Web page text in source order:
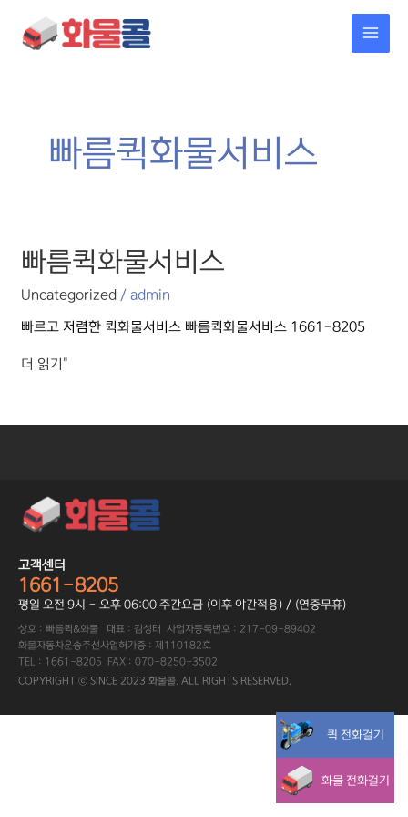
건너뛰기
빠름퀵화물서비스
빠름퀵화물서비스
Uncategorized /admin
빠르고 저렴한 퀵화물서비스 빠름퀵화물서비스 1661-8205
빠름퀵화물서비스
더 읽기"
고객센터
1661-8205
평일 오전 9시 - 오후 06:00 주간요금 (이후 야간적용) / (연중무휴)
상호 : 빠름퀵&화물 대표 : 김성태 사업자등록번호 : 217-09-89402
화물자동차운송주선사업허가증 : 제110182호
TEL : 1661-8205 FAX : 070-8250-3502
COPYRIGHT ⓒ SINCE 2023 화물콜. ALL RIGHTS RESERVED.
퀵 전화걸기
화물 전화걸기